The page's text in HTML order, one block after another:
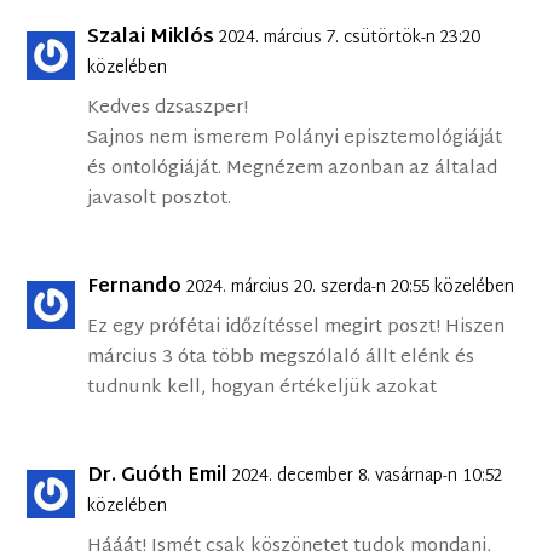
Szalai Miklós 2024. március 7. csütörtök-n 23:20
közelében
Kedves dzsaszper!
Sajnos nem ismerem Polányi episztemológiáját
és ontológiáját. Megnézem azonban az általad
javasolt posztot.
Fernando 2024. március 20. szerda-n 20:55 közelében
Ez egy prófétai időzítéssel megirt poszt! Hiszen
március 3 óta több megszólaló állt elénk és
tudnunk kell, hogyan értékeljük azokat
Dr. Guóth Emil 2024. december 8. vasárnap-n 10:52
közelében